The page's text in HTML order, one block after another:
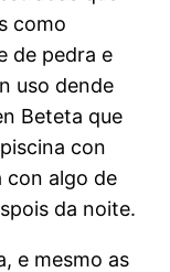
como
de pedra e
uso dende
Beteta que
con
con algo de
da noite.
e mesmo as